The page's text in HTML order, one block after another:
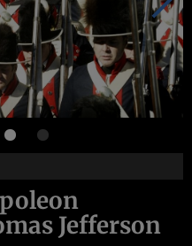
Jefferson